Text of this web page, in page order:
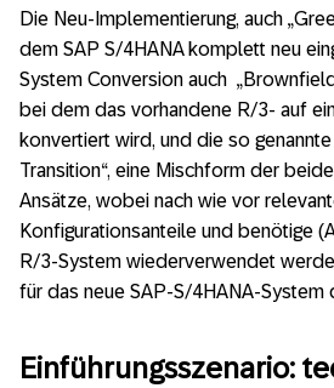
Die Neu-Implementierung, auch
dem SAP S/4HANA komplett neu
System Conversion auch
bei dem das vorhandene R/3- auf
konvertiert wird, und die so
Transition“, eine Mischform der
Ansätze, wobei nach wie vor
Konfigurationsanteile und benötige
R/3-System wiederverwendet
für das neue SAP-S/4HANA-System
Einführungsszenario: